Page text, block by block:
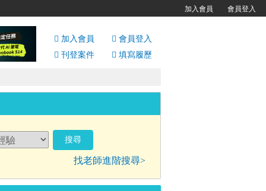
加入會員 會員登入
刊登案件 填寫履歷
找老師進階搜尋>
加入會員 會員登入